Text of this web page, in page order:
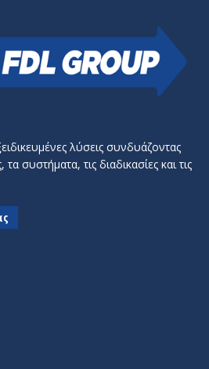
λύσεις συνδυάζοντας
συστήματα, τις διαδικασίες και τις